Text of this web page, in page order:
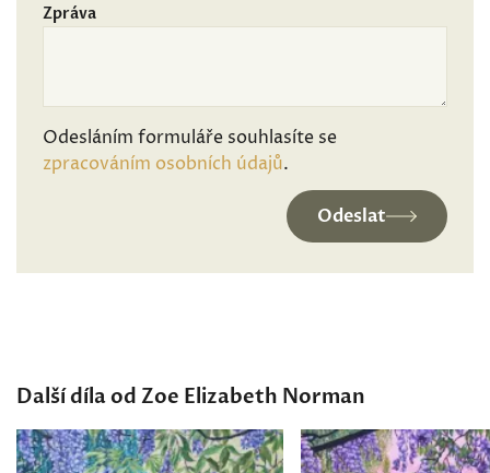
Zpráva
Odesláním formuláře souhlasíte se
zpracováním osobních údajů.
Odeslat
Další díla od Zoe Elizabeth Norman